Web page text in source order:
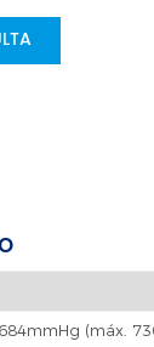
684mmHg (máx.